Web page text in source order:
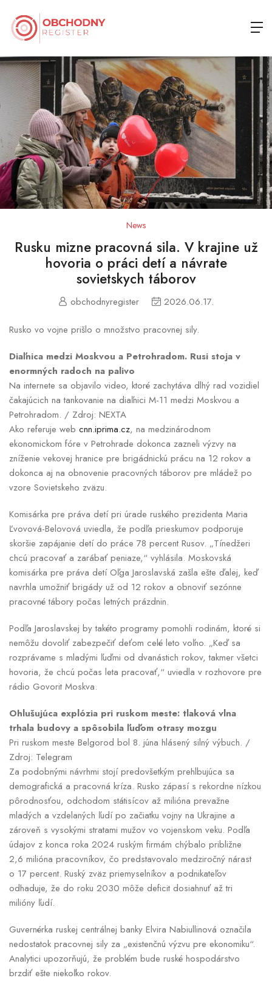
News
Rusku mizne pracovná sila. V krajine už
hovoria o práci detí a návrate
sovietskych táborov
obchodnyregister 2026.06.17.
Rusko vo vojne prišlo o množstvo pracovnej sily.
Diaľnica medzi Moskvou a Petrohradom. Rusi stoja v
enormných radoch na palivo
Na internete sa objavilo video, ktoré zachytáva dlhý rad vozidiel
čakajúcich na tankovanie na diaľnici M-11 medzi Moskvou a
Petrohradom. / Zdroj: NEXTA
Ako referuje web cnn.iprima.cz, na medzinárodnom
ekonomickom fóre v Petrohrade dokonca zazneli výzvy na
zníženie vekovej hranice pre brigádnickú prácu na 12 rokov a
dokonca aj na obnovenie pracovných táborov pre mládež po
vzore Sovietskeho zväzu.
Komisárka pre práva detí pri úrade ruského prezidenta Maria
Ľvovová-Belovová uviedla, že podľa prieskumov podporuje
skoršie zapájanie detí do práce 78 percent Rusov. „Tínedžeri
chcú pracovať a zarábať peniaze,“ vyhlásila. Moskovská
komisárka pre práva detí Oľga Jaroslavská zašla ešte ďalej, keď
navrhla umožniť brigády už od 12 rokov a obnoviť sezónne
pracovné tábory počas letných prázdnin.
Podľa Jaroslavskej by takéto programy pomohli rodinám, ktoré si
nemôžu dovoliť zabezpečiť deťom celé leto voľno. „Keď sa
rozprávame s mladými ľuďmi od dvanástich rokov, takmer všetci
hovoria, že chcú počas leta pracovať,“ uviedla v rozhovore pre
rádio Govorit Moskva.
Ohlušujúca explózia pri ruskom meste: tlaková vlna
trhala budovy a spôsobila ľuďom otrasy mozgu
Pri ruskom meste Belgorod bol 8. júna hlásený silný výbuch. /
Zdroj: Telegram
Za podobnými návrhmi stojí predovšetkým prehlbujúca sa
demografická a pracovná kríza. Rusko zápasí s rekordne nízkou
pôrodnosťou, odchodom státisícov až milióna prevažne
mladých a vzdelaných ľudí po začiatku vojny na Ukrajine a
zároveň s vysokými stratami mužov vo vojenskom veku. Podľa
údajov z konca roka 2024 ruským firmám chýbalo približne
2,6 milióna pracovníkov, čo predstavovalo medziročný nárast
o 17 percent. Ruský zväz priemyselníkov a podnikateľov
odhaduje, že do roku 2030 môže deficit dosiahnuť až tri
milióny ľudí.
Guvernérka ruskej centrálnej banky Elvira Nabiullinová označila
nedostatok pracovnej sily za „existenčnú výzvu pre ekonomiku“.
Analytici upozorňujú, že problém bude ruské hospodárstvo
brzdiť ešte niekoľko rokov.